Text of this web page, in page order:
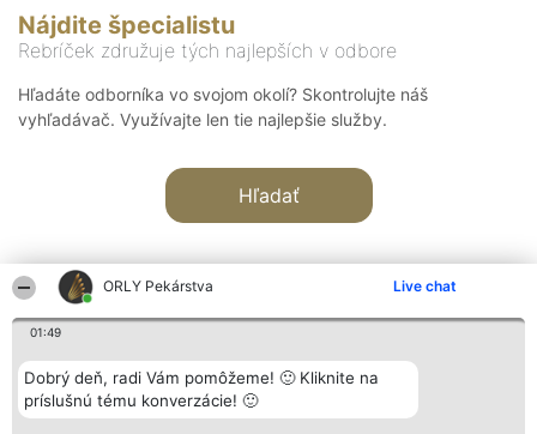
ORLY Pekárstva Live chat
01:49
Dobrý deň, radi Vám pomôžeme! 🙂 Kliknite na
príslušnú tému konverzácie! 🙂
Nájdite špecialistu
Rebríček združuje tých najlepších v odbore
Hľadáte odborníka vo svojom okolí? Skontrolujte náš
vyhľadávač. Využívajte len tie najlepšie služby.
Hľadať
Organizátor hodnotenia
Bright Side Solutions sp. z o.
o. sp. k.
Hodnotenie
Laureáti
Lista
Kontakt
Kontakt